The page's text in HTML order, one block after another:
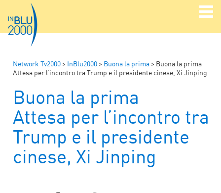
Network Tv2000 > InBlu2000 > Buona la prima > Buona la prima
Attesa per l’incontro tra Trump e il presidente cinese, Xi Jinping
Buona la prima
Attesa per l’incontro tra
Trump e il presidente
cinese, Xi Jinping